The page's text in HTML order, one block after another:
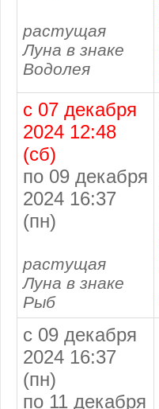
растущая
Луна в знаке
Водолея
с 07 декабря
2024 12:48
(сб)
по 09 декабря
2024 16:37
(пн)
растущая
Луна в знаке
Рыб
с 09 декабря
2024 16:37
(пн)
по 11 декабря